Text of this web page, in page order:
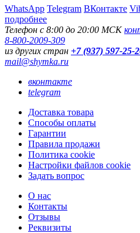
WhatsApp Telegram ВКонтакте
подробнее
Телефон с 8:00 до 20:00 МСК
8-800-2009-309
из других стран +7 (937) 597-25-
mail@shymka.ru
вконтакте
telegram
Доставка товара
Способы оплаты
Гарантии
Правила продажи
Политика cookie
Настройки файлов cookie
Задать вопрос
О нас
Контакты
Отзывы
Реквизиты